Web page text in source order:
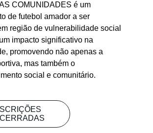
COMUNIDADES é um
de futebol amador a ser
região de vulnerabilidade social
impacto significativo na
promovendo não apenas a
mas também o
social e comunitário.